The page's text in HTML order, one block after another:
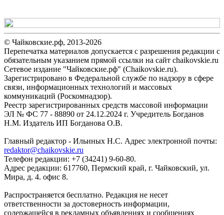
© Чайковские.рф, 2013-2026
Перепечатка материалов допускается с разрешения редакции с
обязательным указанием прямой ссылки на сайт chaikovskie.ru
Сетевое издание "Чайковские.рф" (Chaikovskie.ru).
Зарегистрировано в Федеральной службе по надзору в сфере
связи, информационных технологий и массовых
коммуникаций (Роскомнадзор).
Реестр зарегистрированных средств массовой информации
ЭЛ № ФС 77 - 88890 от 24.12.2024 г. Учредитель Богданов
Н.М. Издатель ИП Богданова О.В.
Главный редактор - Ильиных Н.С. Адрес электронной почты:
redaktor@chaikovskie.ru
Телефон редакции: +7 (34241) 9-60-80.
Адрес редакции: 617760, Пермский край, г. Чайковский, ул.
Мира, д. 4. офис 8.
Распространяется бесплатно. Редакция не несет
ответственности за достоверность информации,
содержащейся в рекламных объявлениях и сообщениях